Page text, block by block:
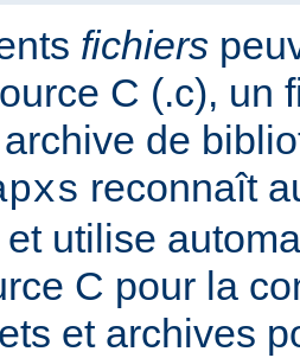
fichiers
C (.c), un
de
reconnaît
utilise
C pour la
et archives